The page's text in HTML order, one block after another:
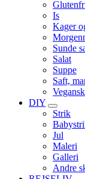
Is
Kager
Sunde
Salat
Suppe
Saft,
Vegansk
DIY
Strik
Jul
Maleri
Galleri
Andre